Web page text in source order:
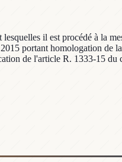
il est procédé à la
portant homologation de
de l'article R. 1333-15 du